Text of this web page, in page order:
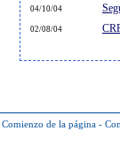
04/10/04
02/08/04
Comienzo de la página -